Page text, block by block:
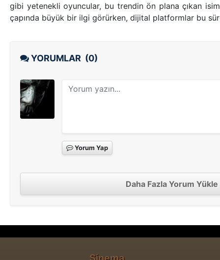
gibi yetenekli oyuncular, bu trendin ön plana çıkan
çapında büyük bir ilgi görürken, dijital platformlar bu
YORUMLAR (0)
Yorum Yap
Daha Fazla Yorum Yükle